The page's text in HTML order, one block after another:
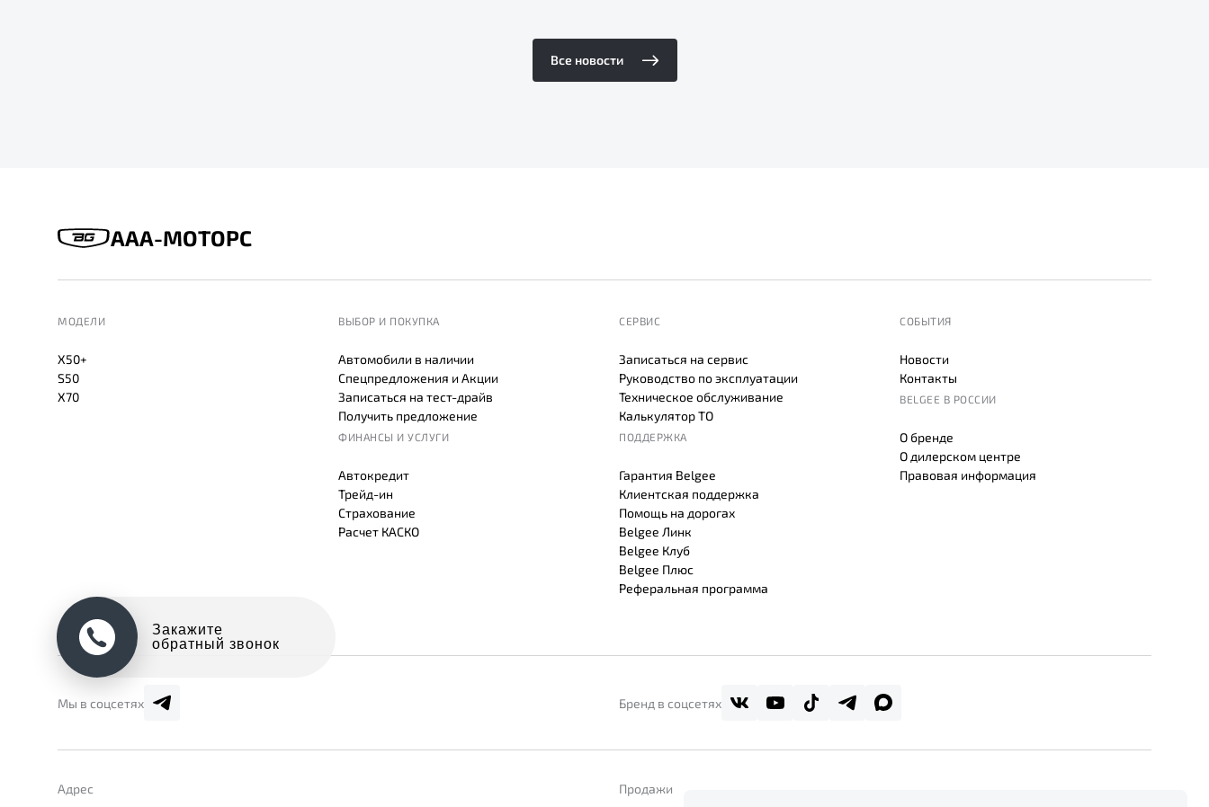
Все новости
ААА-МОТОРС
МОДЕЛИ
X50+
S50
X70
ВЫБОР И ПОКУПКА
Автомобили в наличии
Спецпредложения и Акции
Записаться на тест-драйв
Получить предложение
ФИНАНСЫ И УСЛУГИ
Автокредит
Трейд-ин
Страхование
Расчет КАСКО
СЕРВИС
Записаться на сервис
Руководство по эксплуатации
Техническое обслуживание
Калькулятор ТО
ПОДДЕРЖКА
Гарантия Belgee
Клиентская поддержка
Помощь на дорогах
Belgee Линк
Belgee Клуб
Belgee Плюс
Реферальная программа
СОБЫТИЯ
Новости
Контакты
BELGEE В РОССИИ
О бренде
О дилерском центре
Правовая информация
Мы в соцсетях Бренд в соцсетях
Адрес Продажи
Закажите
обратный звонок